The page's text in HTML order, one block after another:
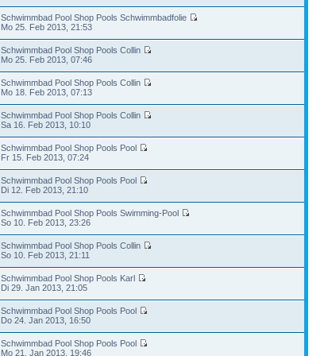
Schwimmbad Pool Shop Pools Schwimmbadfolie
Mo 25. Feb 2013, 21:53
Schwimmbad Pool Shop Pools Collin
Mo 25. Feb 2013, 07:46
Schwimmbad Pool Shop Pools Collin
Mo 18. Feb 2013, 07:13
Schwimmbad Pool Shop Pools Collin
Sa 16. Feb 2013, 10:10
Schwimmbad Pool Shop Pools Pool
Fr 15. Feb 2013, 07:24
Schwimmbad Pool Shop Pools Pool
Di 12. Feb 2013, 21:10
Schwimmbad Pool Shop Pools Swimming-Pool
So 10. Feb 2013, 23:26
Schwimmbad Pool Shop Pools Collin
So 10. Feb 2013, 21:11
Schwimmbad Pool Shop Pools Karl
Di 29. Jan 2013, 21:05
Schwimmbad Pool Shop Pools Pool
Do 24. Jan 2013, 16:50
Schwimmbad Pool Shop Pools Pool
Mo 21. Jan 2013, 19:46